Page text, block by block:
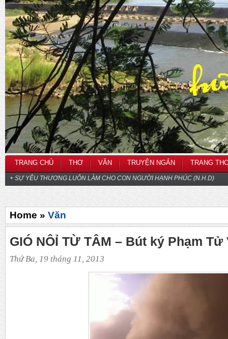
TRANG CHỦ THƠ VĂN TRUYỆN NGẮN TRANG
+ SỰ YÊU THƯƠNG LUÔN LÀM CHO CON NGƯỜI HẠNH PHÚC (N.H.D)
Home » Văn
GIÓ NÔỈ TỪ TÂM – Bút ký Phạm Tử
Thứ Ba, 19 tháng 11, 2013